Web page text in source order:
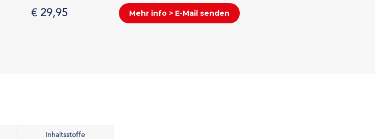
€ 29,95 Mehr info > E-Mail senden
Inhaltsstoffe